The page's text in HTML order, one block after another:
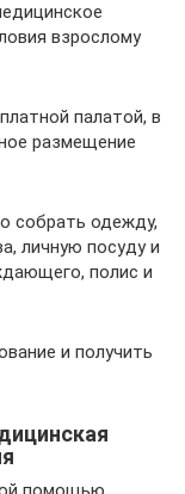
взрослому
палатой, в
размещение
собрать одежду,
личную посуду и
полис и
и получить